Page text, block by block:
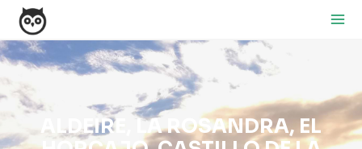
contenido
ALDEIRE, LA ROSANDRA, EL
Navegación
de
entradas